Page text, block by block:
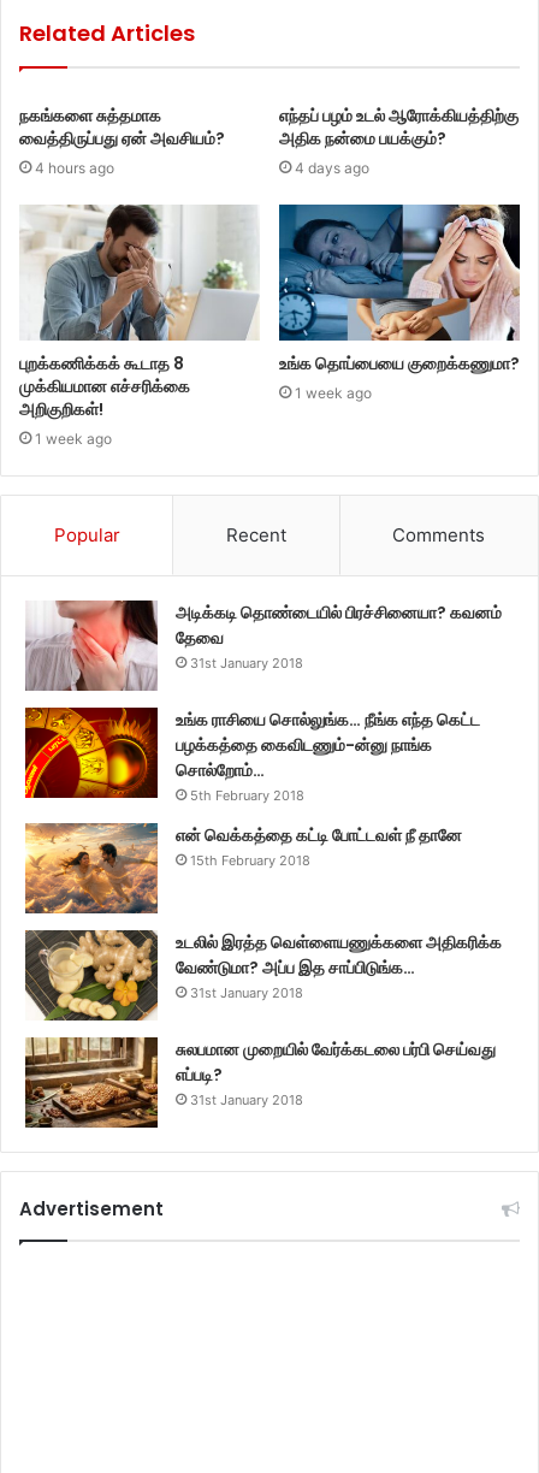
Related Articles
நகங்களை சுத்தமாக
வைத்திருப்பது ஏன் அவசியம்?
4 hours ago
எந்தப் பழம் உடல் ஆரோக்கியத்திற்கு
அதிக நன்மை பயக்கும்?
4 days ago
புறக்கணிக்கக் கூடாத 8
முக்கியமான எச்சரிக்கை
அறிகுறிகள்!
1 week ago
உங்க தொப்பையை குறைக்கணுமா?
1 week ago
Popular Recent Comments
அடிக்கடி தொண்டையில் பிரச்சினையா? கவனம்
தேவை
31st January 2018
உங்க ராசியை சொல்லுங்க… நீங்க எந்த கெட்ட
பழக்கத்தை கைவிடணும்-ன்னு நாங்க
சொல்றோம்…
5th February 2018
என் வெக்கத்தை கட்டி போட்டவள் நீ தானே
15th February 2018
உடலில் இரத்த வெள்ளையணுக்களை அதிகரிக்க
வேண்டுமா? அப்ப இத சாப்பிடுங்க…
31st January 2018
சுலபமான முறையில் வேர்க்கடலை பர்பி செய்வது
எப்படி?
31st January 2018
Advertisement